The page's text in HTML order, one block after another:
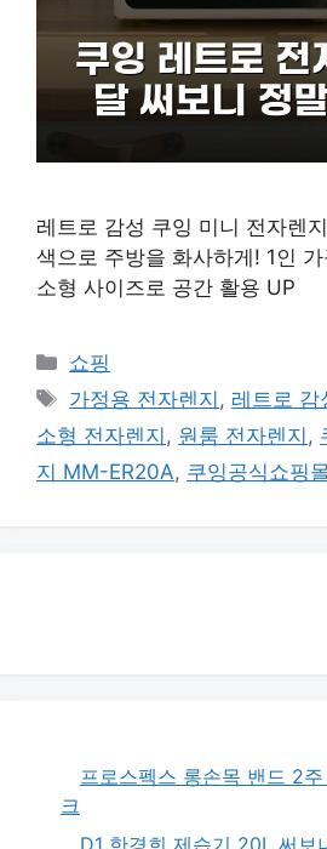
레트로 감성 쿠잉 미니 전자렌
색으로 주방을 화사하게! 1인
소형 사이즈로 공간 활용 UP
카
테
고
리
쇼핑
태
그
가정용 전자렌지 , 레트로 감
소형 전자렌지 , 원룸 전자렌지 ,
지 MM-ER20A, 쿠잉공식쇼핑
프로스펙스 롱손목 밴드 2
크
D1 한경희 제습기 20L 써보